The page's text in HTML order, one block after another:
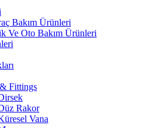
Bakım Ürünleri
Ve Oto Bakım Ürünleri
Fittings
Rakor
Vana